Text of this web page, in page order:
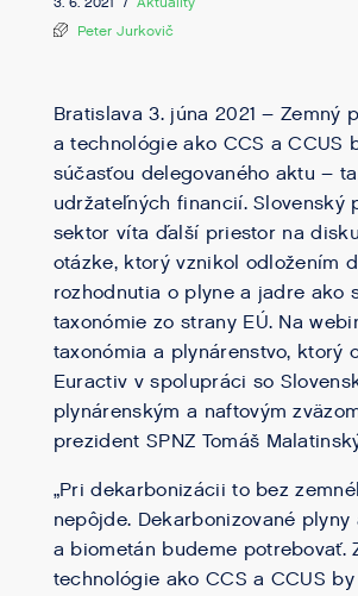
Peter Jurkovič
Bratislava 3. júna 2021 – Zemný
a technológie ako CCS a CCUS
súčasťou delegovaného aktu –
udržateľných financií. Slovenský
sektor víta ďalší priestor na
otázke, ktorý vznikol odložením
rozhodnutia o plyne a jadre ako
taxonómie zo strany EÚ. Na
taxonómia a plynárenstvo, ktorý
Euractiv v spolupráci so
plynárenským a naftovým
prezident SPNZ Tomáš
„Pri dekarbonizácii to bez
nepôjde. Dekarbonizované
a biometán budeme potrebovať.
technológie ako CCS a CCUS